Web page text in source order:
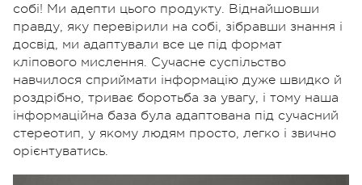
собі! Ми адепти цього продукту. Віднайшовши
правду, яку перевірили на собі, зібравши знання і
досвід, ми адаптували все це під формат
кліпового мислення. Сучасне суспільство
навчилося сприймати інформацію дуже швидко й
роздрібно, триває боротьба за увагу, і тому наша
інформаційна база була адаптована під сучасний
стереотип, у якому людям просто, легко і звично
орієнтуватись.